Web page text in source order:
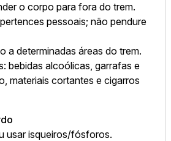
o corpo para fora do trem.
pessoais; não pendure
a determinadas áreas do trem.
bebidas alcoólicas, garrafas e
materiais cortantes e cigarros
usar isqueiros/fósforos.